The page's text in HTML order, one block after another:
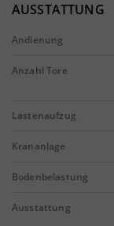
AUSSTATTUNG
Andienung
Anzahl Tore
Lastenaufzug
Krananlage
Bodenbelastung
Ausstattung